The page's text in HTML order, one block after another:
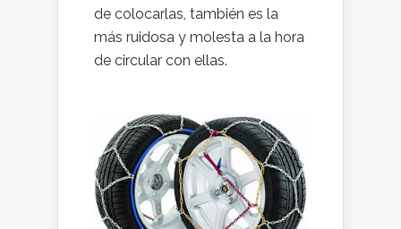
de colocarlas, también es la
más ruidosa y molesta a la hora
de circular con ellas.